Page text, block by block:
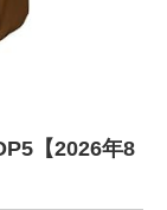
【2026年8